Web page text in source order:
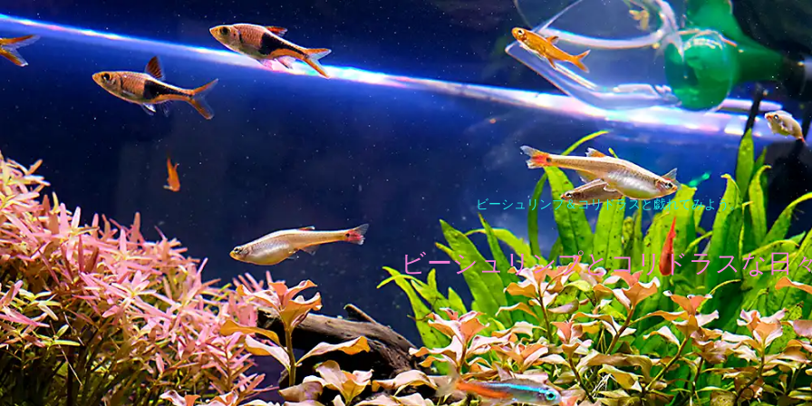
ビーシュリンプ＆コリドラスと戯れてみよう。
ビーシュリンプとコリドラスな日